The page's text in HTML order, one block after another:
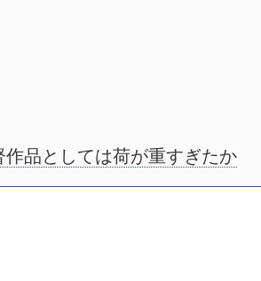
品としては荷が重すぎたか